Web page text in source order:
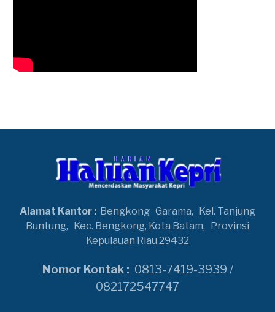
Alamat Kantor : Bengkong Garama,
Kel. Tanjung
Buntung,
Kec. Bengkong, Kota Batam,
Provinsi
Kepulauan Riau 29432
Nomor Kontak : 0813-7419-3939 /
082172547747